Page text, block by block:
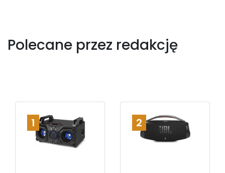
Polecane przez redakcję
1 2